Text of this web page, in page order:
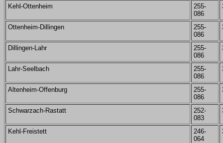
Kehl-Ottenheim
255-
086
Ottenheim-Dillingen
255-
086
Dillingen-Lahr
255-
086
Lahr-Seelbach
255-
086
Altenheim-Offenburg
255-
086
Schwarzach-Rastatt
252-
083
Kehl-Freistett
246-
064